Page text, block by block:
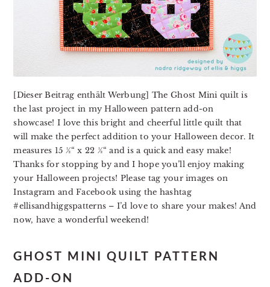
[Dieser Beitrag enthält Werbung] The Ghost Mini quilt is
the last project in my Halloween pattern add-on
showcase! I love this bright and cheerful little quilt that
will make the perfect addition to your Halloween decor. It
measures 15 ½“ x 22 ½“ and is a quick and easy make!
Thanks for stopping by and I hope you’ll enjoy making
your Halloween projects! Please tag your images on
Instagram and Facebook using the hashtag
#ellisandhiggspatterns – I’d love to share your makes! And
now, have a wonderful weekend!
GHOST MINI QUILT PATTERN
ADD-ON